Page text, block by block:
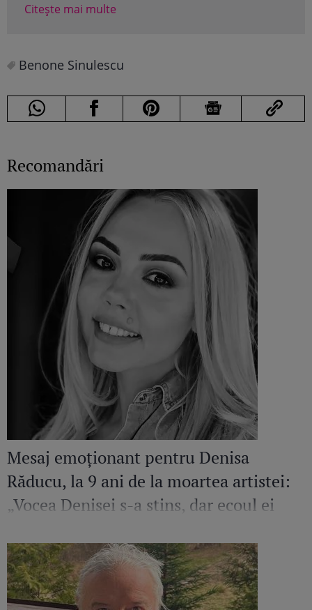
Citește mai multe
Benone Sinulescu
Recomandări
Mesaj emoționant pentru Denisa
Răducu, la 9 ani de la moartea artistei:
„Vocea Denisei s-a stins, dar ecoul ei